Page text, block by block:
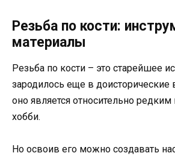
Резьба по кости:
материалы
Резьба по кости – это старейшее
зародилось еще в доисторические
оно является относительно
хобби.
Но освоив его можно создавать